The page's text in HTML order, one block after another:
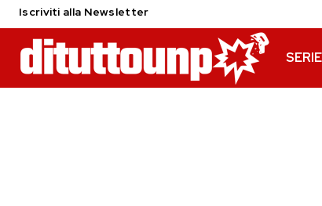
Iscriviti alla Newsletter